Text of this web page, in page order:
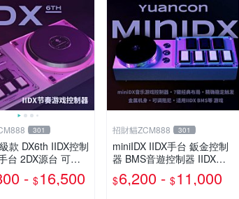
301
款 DX6th IIDX控制
台 2DX源台 可調
音遊控制器
- $16,500
招財貓ZCM888 301
miniIDX IIDX手台 鈑金控制
器 BMS音遊控制器 IIDX專
用手台
$6,200 - $11,000